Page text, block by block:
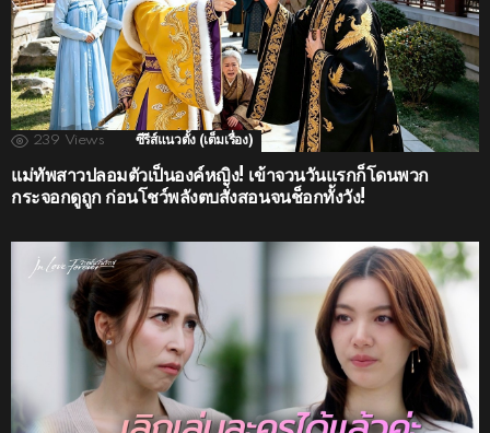
239 Views ซีรีส์แนวตั้ง (เต็มเรื่อง)
แม่ทัพสาวปลอมตัวเป็นองค์หญิง! เข้าจวนวันแรกก็โดนพวก
กระจอกดูถูก ก่อนโชว์พลังตบสั่งสอนจนช็อกทั้งวัง!